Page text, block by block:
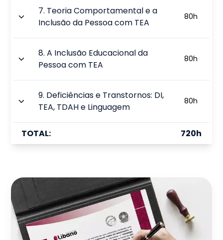
7. Teoria Comportamental e a
Inclusão da Pessoa com TEA
80h
8.A Inclusão Educacional da
Pessoa com TEA
80h
9. Deficiências e Transtornos: DI,
TEA, TDAH e Linguagem
80h
TOTAL: 720h